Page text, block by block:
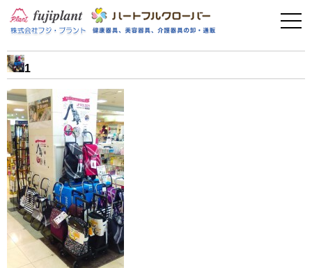
介護用品
美容・その他
フィットネス
お問い合わせ
1